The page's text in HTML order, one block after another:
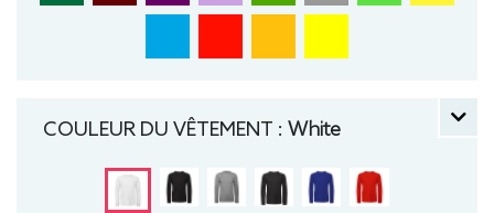
COULEUR DU VÊTEMENT : White